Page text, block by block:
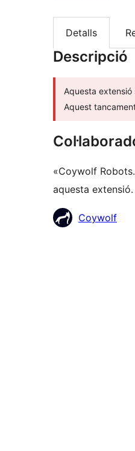
Detalls
Descripció
Aquesta extensió
Aquest
«Coywolf
aquesta extensió.
Col·laboradors
Coywolf